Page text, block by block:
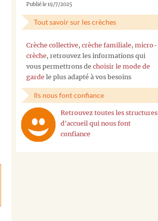
Publié le 19/7/2025
Tout savoir sur les crèches
Crèche collective, crèche familiale, micro-
crèche, retrouvez les informations qui
vous permettrons de choisir le mode de
garde le plus adapté à vos besoins
Ils nous font confiance
Retrouvez toutes les structures
d'accueil qui nous font
confiance